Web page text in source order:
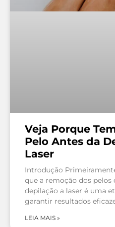
Veja Porque
Pelo Antes da
Laser
Introdução
que a remoção dos
depilação a laser é uma
garantir resultados
LEIA MAIS »